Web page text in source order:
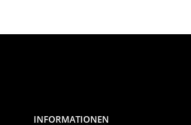
INFORMATIONEN